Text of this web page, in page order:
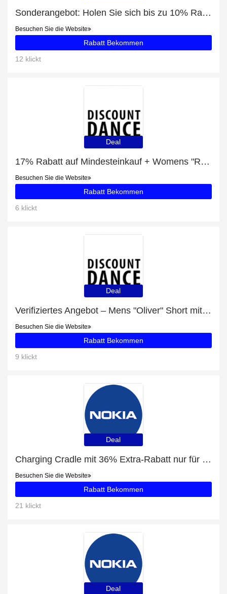
Sonderangebot: Holen Sie sich bis zu 10% Rabatt auf 6 Monate Standard
Besuchen Sie die Website
Rabatt Bekommen
12 klickt
Deal
17% Rabatt auf Mindesteinkauf + Womens "Raven" Mesh Short mit 33% Rabatt
Besuchen Sie die Website
Rabatt Bekommen
6 klickt
Deal
Verifiziertes Angebot – Mens "Oliver" Short mit Rabatten von bis zu 14%
Besuchen Sie die Website
Rabatt Bekommen
9 klickt
Deal
Charging Cradle mit 36% Extra-Rabatt nur für begrenzte Zeit
Besuchen Sie die Website
Rabatt Bekommen
21 klickt
Deal